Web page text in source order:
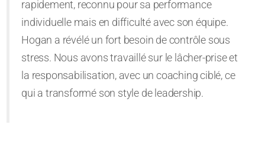
rapidement, reconnu pour sa performance
individuelle mais en difficulté avec son équipe.
Hogan a révélé un fort besoin de contrôle sous
stress. Nous avons travaillé sur le lâcher-prise et
la responsabilisation, avec un coaching ciblé, ce
qui a transformé son style de leadership.